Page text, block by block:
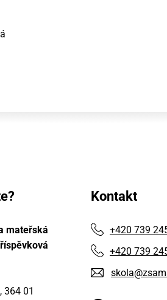
mateřská
, 364 01
Kontakt
+420 739
+420 739